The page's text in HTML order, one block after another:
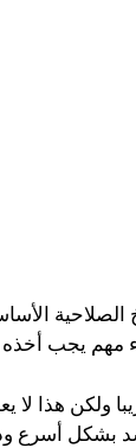
مهم يجب أخذه
ولكن هذا
أسرع